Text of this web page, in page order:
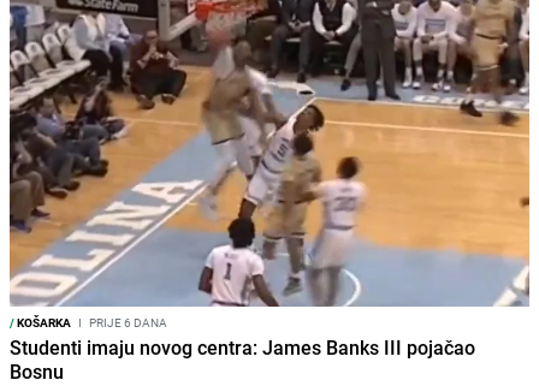
/KOŠARKA I PRIJE 6 DANA
Studenti imaju novog centra: James Banks III pojačao
Bosnu